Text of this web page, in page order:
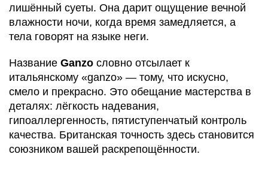
лишённый суеты. Она дарит ощущение вечной
влажности ночи, когда время замедляется, а
тела говорят на языке неги.
Название Ganzo словно отсылает к
итальянскому «ganzo» — тому, что искусно,
смело и прекрасно. Это обещание мастерства в
деталях: лёгкость надевания,
гипоаллергенность, пятиступенчатый контроль
качества. Британская точность здесь становится
союзником вашей раскрепощённости.